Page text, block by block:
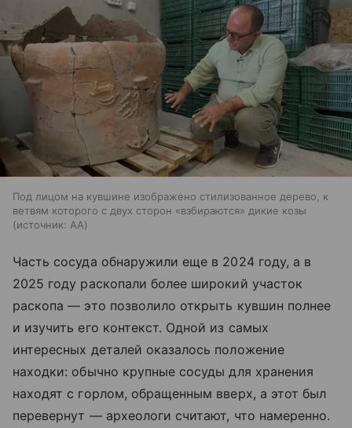
Под лицом на кувшине изображено стилизованное дерево, к
ветвям которого с двух сторон «взбираются» дикие козы
источник: AA
Часть сосуда обнаружили еще в 2024 году, а в
2025 году раскопали более широкий участок
раскопа — это позволило открыть кувшин полнее
и изучить его контекст. Одной из самых
интересных деталей оказалось положение
находки: обычно крупные сосуды для хранения
находят с горлом, обращенным вверх, а этот был
перевернут — археологи считают, что намеренно.